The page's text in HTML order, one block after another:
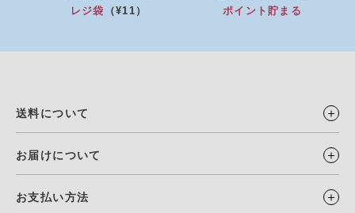
レジ袋
（¥11）
ポイント貯まる
送料について
お届けについて
お支払い方法